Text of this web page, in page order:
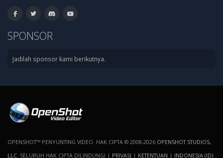
SPONSOR
Jadilah sponsor kami berikutnya.
OPENSHOT™ PENYUNTING VIDEO. HAK CIPTA © 2008-2026 OPENSHOT STUDIOS,
LLC. SELURUH HAK CIPTA DILINDUNGI | PRIVASI | KETENTUAN | INDONESIA (ID)